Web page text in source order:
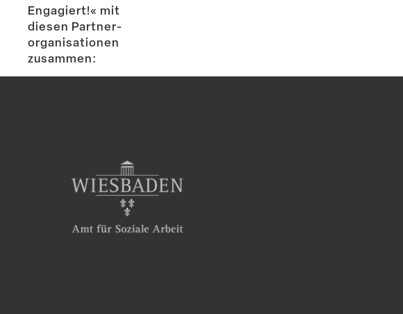
Engagiert!« mit
diesen Partner­
or­ga­ni­sa­tionen
zusammen: